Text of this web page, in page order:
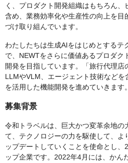
く、プロダクト開発組織はもちろん
含め、業務効率化や生産性の向上を目
づけ取り組んでいます。
わたしたちは生成AIをはじめとするテ
で、NEWTをさらに価値あるプロダク
開発を目指しています。「旅行代理店
LLMやVLM、エージェント技術など
を活用した機能開発を進めていきます。
募集背景
令和トラベルは、巨大かつ変革余地の
て、テクノロジーの力を駆使して、よ
ップデートしていくことを使命とし
ップ企業です。2022年4月には、かん